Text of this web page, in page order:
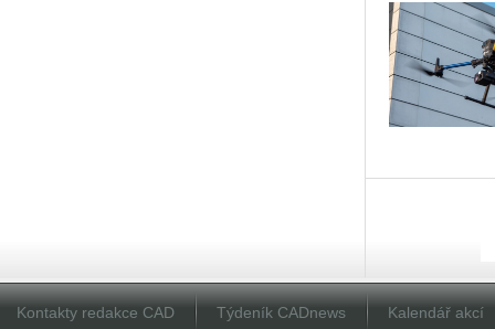
Kontakty redakce CAD Týdeník CADnews Kalendář akcí